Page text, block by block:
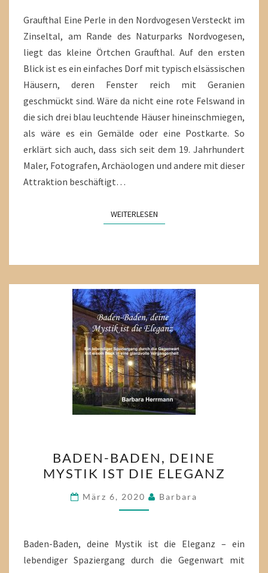
Graufthal Eine Perle in den Nordvogesen Versteckt im
Zinseltal, am Rande des Naturparks Nordvogesen,
liegt das kleine Örtchen Graufthal. Auf den ersten
Blick ist es ein einfaches Dorf mit typisch elsässischen
Häusern, deren Fenster reich mit Geranien
geschmückt sind. Wäre da nicht eine rote Felswand in
die sich drei blau leuchtende Häuser hineinschmiegen,
als wäre es ein Gemälde oder eine Postkarte. So
erklärt sich auch, dass sich seit dem 19. Jahrhundert
Maler, Fotografen, Archäologen und andere mit dieser
Attraktion beschäftigt…
WEITERLESENWEITERLESEN
BADEN,
DEINE
MYSTIK
IST
ELEGANZ
BADEN-BADEN, DEINE
MYSTIK IST DIE ELEGANZ
März 6, 2020 Barbara
Baden-Baden, deine Mystik ist die Eleganz – ein
lebendiger Spaziergang durch die Gegenwart mit